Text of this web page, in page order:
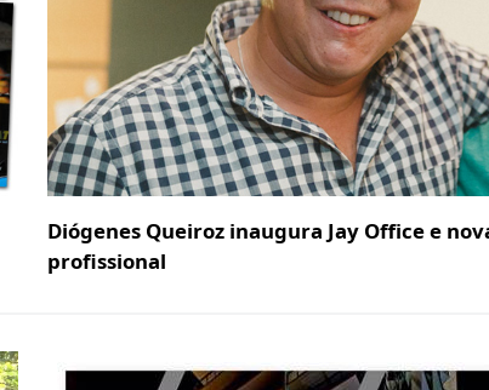
Diógenes Queiroz inaugura Jay Office e
profissional